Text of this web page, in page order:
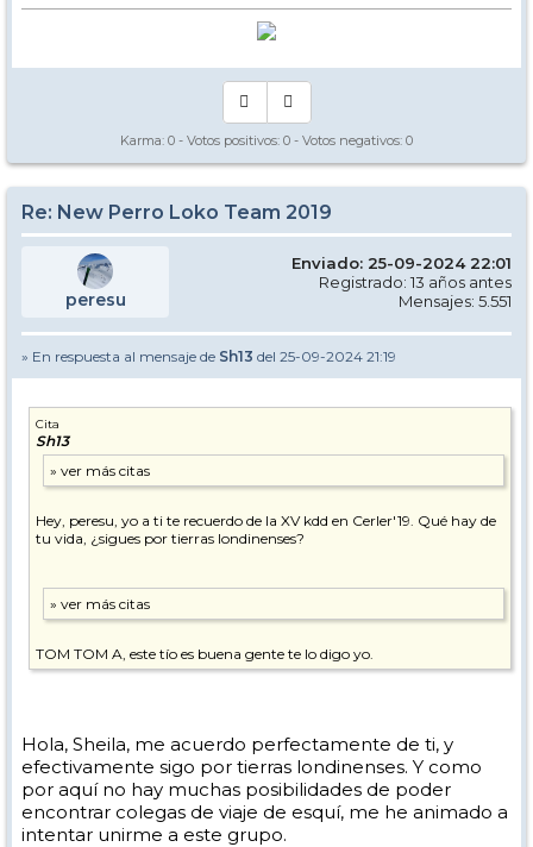
Karma: 0 - Votos positivos: 0 - Votos negativos: 0
Re: New Perro Loko Team 2019
peresu
Enviado: 25-09-2024 22:01
Registrado: 13 años antes
Mensajes: 5.551
» En respuesta al mensaje de Sh13 del 25-09-2024 21:19
Cita
Sh13
Hey, peresu, yo a ti te recuerdo de la XV kdd en Cerler'19. Qué hay de
tu vida, ¿sigues por tierras londinenses?
TOM TOM A, este tío es buena gente te lo digo yo.
Hola, Sheila, me acuerdo perfectamente de ti, y
efectivamente sigo por tierras londinenses. Y como
por aquí no hay muchas posibilidades de poder
encontrar colegas de viaje de esquí, me he animado a
intentar unirme a este grupo.